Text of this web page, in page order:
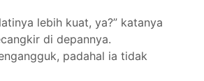
lebih kuat, ya?” katanya
di depannya.
padahal ia tidak